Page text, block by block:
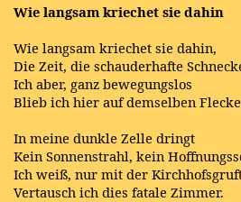
Wie langsam kriechet sie dahin
Wie langsam kriechet sie dahin,
Die Zeit, die schauderhafte
Ich aber, ganz bewegungslos
Blieb ich hier auf demselben
In meine dunkle Zelle dringt
Kein Sonnenstrahl, kein
Ich weiß, nur mit der
Vertausch ich dies fatale Zimmer.